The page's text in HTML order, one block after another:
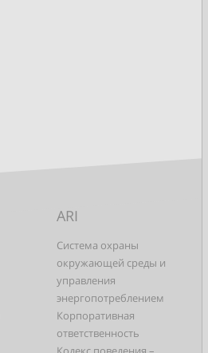
ARI
Cистемa охраны
окружающей среды и
управления
энергопотреблением
Корпоративная
ответственность